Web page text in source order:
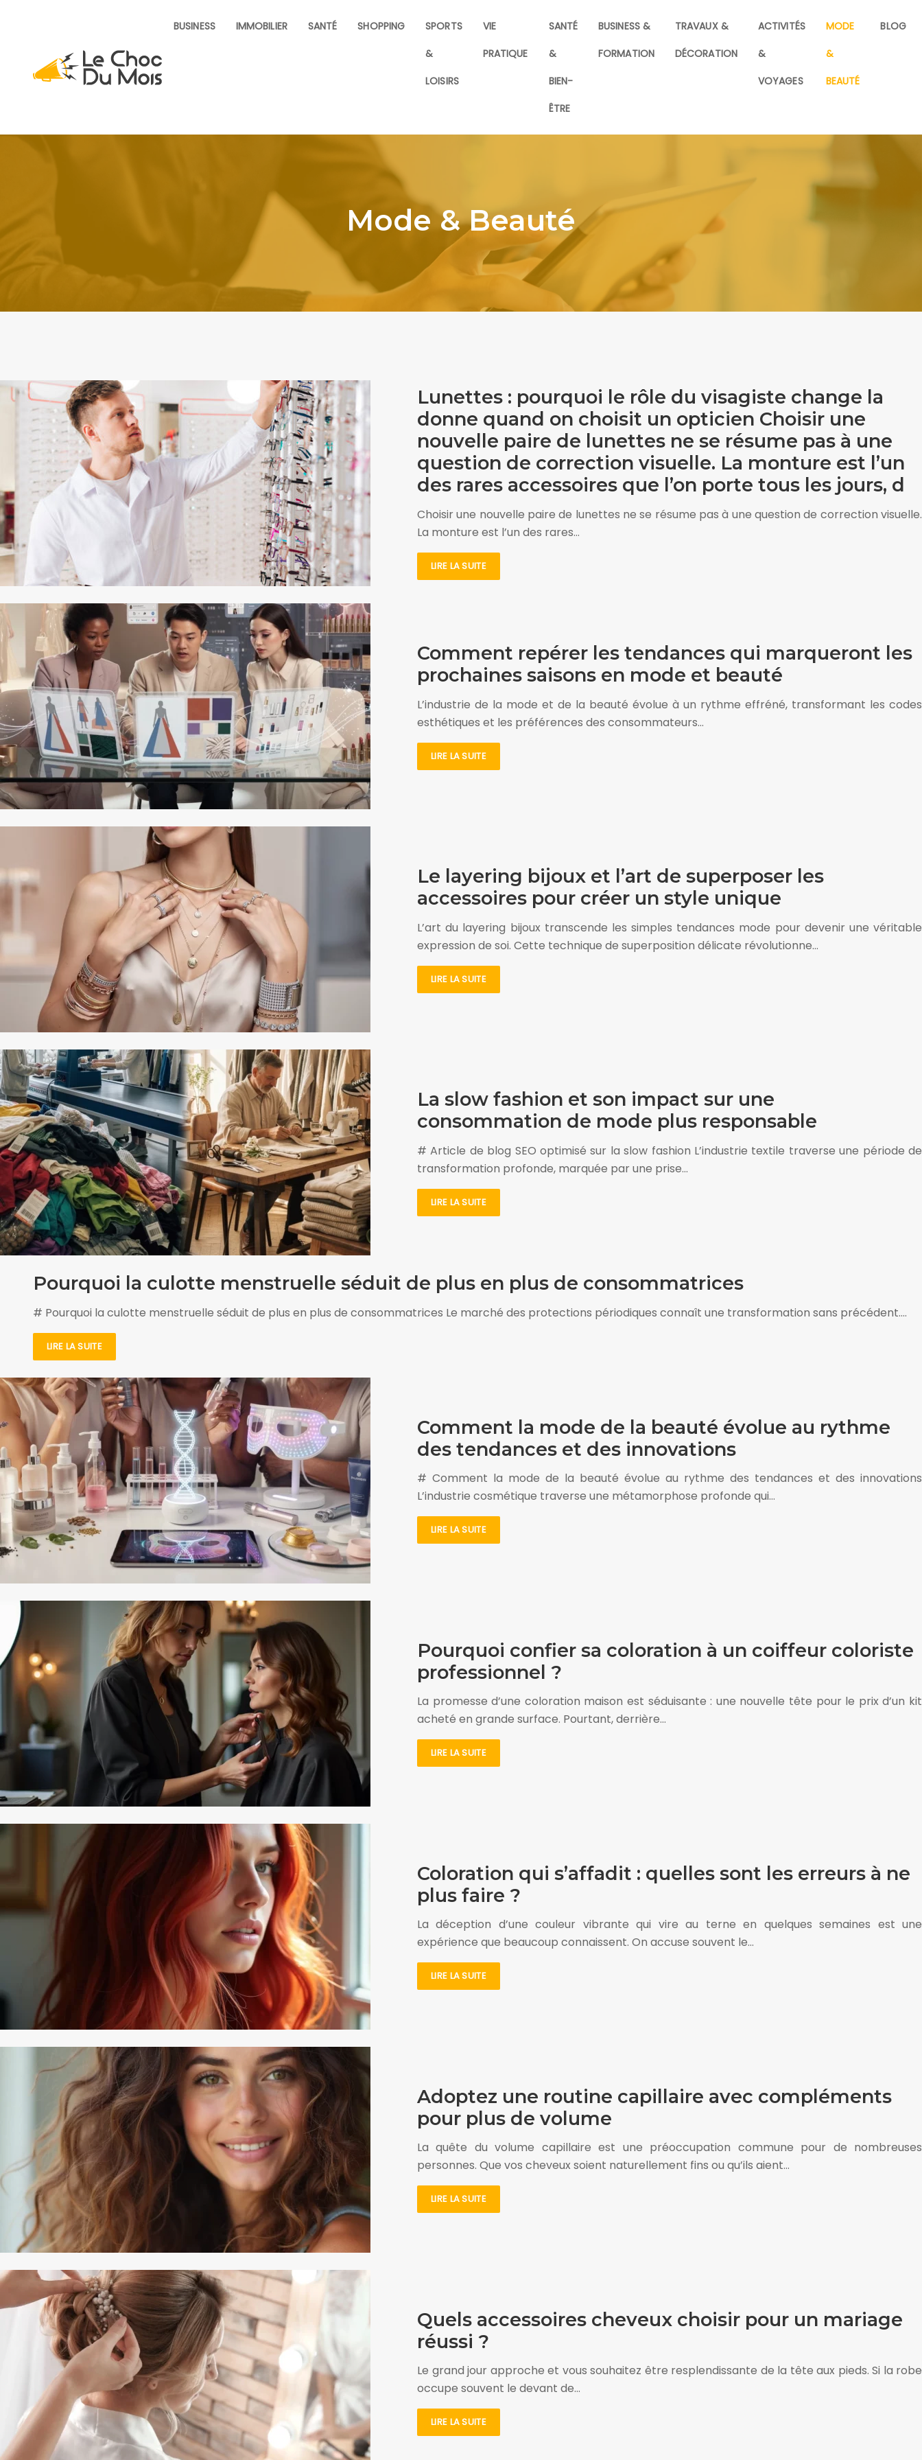
BUSINESS IMMOBILIER SANTÉ SHOPPING
SPORTS
&
LOISIRS
VIE
PRATIQUE
SANTÉ
&
BIEN-
ÊTRE
BUSINESS &
FORMATION
TRAVAUX &
DÉCORATION
ACTIVITÉS
&
VOYAGES
MODE
&
BEAUTÉ
BLOG
Mode & Beauté
Lunettes : pourquoi le rôle du visagiste change la
donne quand on choisit un opticien Choisir une
nouvelle paire de lunettes ne se résume pas à une
question de correction visuelle. La monture est l’un
des rares accessoires que l’on porte tous les jours, d
Choisir une nouvelle paire de lunettes ne se résume pas à une question de correction visuelle.
La monture est l’un des rares…
LIRE LA SUITE
Comment repérer les tendances qui marqueront les
prochaines saisons en mode et beauté
L’industrie de la mode et de la beauté évolue à un rythme effréné, transformant les codes
esthétiques et les préférences des consommateurs…
LIRE LA SUITE
Le layering bijoux et l’art de superposer les
accessoires pour créer un style unique
L’art du layering bijoux transcende les simples tendances mode pour devenir une véritable
expression de soi. Cette technique de superposition délicate révolutionne…
LIRE LA SUITE
La slow fashion et son impact sur une
consommation de mode plus responsable
# Article de blog SEO optimisé sur la slow fashion L’industrie textile traverse une période de
transformation profonde, marquée par une prise…
LIRE LA SUITE
Pourquoi la culotte menstruelle séduit de plus en plus de consommatrices
# Pourquoi la culotte menstruelle séduit de plus en plus de consommatrices Le marché des protections périodiques connaît une transformation sans précédent….
LIRE LA SUITE
Comment la mode de la beauté évolue au rythme
des tendances et des innovations
# Comment la mode de la beauté évolue au rythme des tendances et des innovations
L’industrie cosmétique traverse une métamorphose profonde qui…
LIRE LA SUITE
Pourquoi confier sa coloration à un coiffeur coloriste
professionnel ?
La promesse d’une coloration maison est séduisante : une nouvelle tête pour le prix d’un kit
acheté en grande surface. Pourtant, derrière…
LIRE LA SUITE
Coloration qui s’affadit : quelles sont les erreurs à ne
plus faire ?
La déception d’une couleur vibrante qui vire au terne en quelques semaines est une
expérience que beaucoup connaissent. On accuse souvent le…
LIRE LA SUITE
Adoptez une routine capillaire avec compléments
pour plus de volume
La quête du volume capillaire est une préoccupation commune pour de nombreuses
personnes. Que vos cheveux soient naturellement fins ou qu’ils aient…
LIRE LA SUITE
Quels accessoires cheveux choisir pour un mariage
réussi ?
Le grand jour approche et vous souhaitez être resplendissante de la tête aux pieds. Si la robe
occupe souvent le devant de…
LIRE LA SUITE